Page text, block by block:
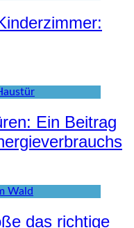
Ein Beitrag
das richtige